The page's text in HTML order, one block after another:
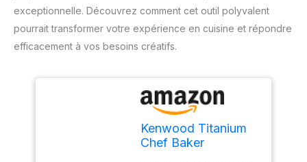
exceptionnelle. Découvrez comment cet outil polyvalent
pourrait transformer votre expérience en cuisine et répondre
efficacement à vos besoins créatifs.
Kenwood Titanium
Chef Baker